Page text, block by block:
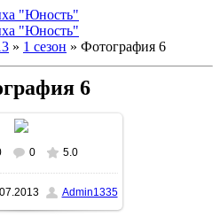
"Юность"
"Юность"
» 1 сезон » Фотография 6
6
размере
/ 329.6Kb
0 5.0
Admin1335